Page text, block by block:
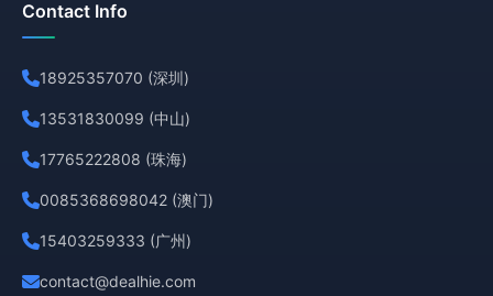
Contact Info
18925357070 (深圳)
13531830099 (中山)
17765222808 (珠海)
0085368698042 (澳门)
15403259333 (广州)
contact@dealhie.com